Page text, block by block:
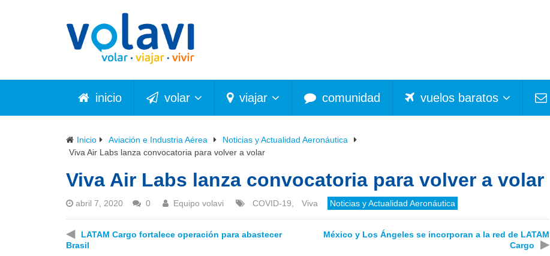
inicio volar viajar comunidad vuelos baratos
Inicio Aviación e Industria Aérea
Noticias y Actualidad Aeronáutica
Viva Air Labs lanza convocatoria para volver a volar
Viva Air Labs lanza convocatoria para volver a volar
abril 7, 2020 0 Equipo volavi COVID-19 Viva Noticias y Actualidad Aeronáutica
◀
LATAM Cargo fortalece operación para abastecer
Brasil
México y Los Ángeles se incorporan a la red de LATAM
Cargo
▶